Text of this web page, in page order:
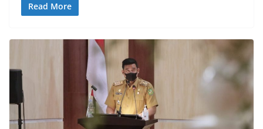
Read More